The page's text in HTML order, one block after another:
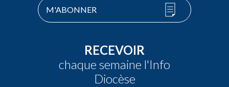
M'ABONNER
RECEVOIR
chaque semaine l'Info
Diocèse